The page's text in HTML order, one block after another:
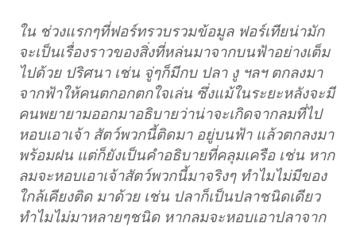
ใน ช่วงแรกๆที่ฟอร์ทรวบรวมข้อมูล ฟอร์เทียน่ามัก
จะเป็นเรื่องราวของสิ่งที่หล่นมาจากบนฟ้าอย่างเต็ม
ไปด้วย ปริศนา เช่น จู่ๆก็มีกบ ปลา งู ฯลฯ ตกลงมา
จากฟ้าให้คนตกอกตกใจเล่น ซึ่งแม้ในระยะหลังจะมี
คนพยายามออกมาอธิบายว่าน่าจะเกิดจากลมที่ไป
หอบเอาเจ้า สัตว์พวกนี้ติดมา อยู่บนฟ้า แล้วตกลงมา
พร้อมฝน แต่ก็ยังเป็นคำอธิบายที่คลุมเครือ เช่น หาก
ลมจะหอบเอาเจ้าสัตว์พวกนี้มาจริงๆ ทำไมไม่มีของ
ใกล้เคียงติด มาด้วย เช่น ปลาก็เป็นปลาชนิดเดียว
ทำไมไม่มาหลายๆชนิด หากลมจะหอบเอาปลาจาก